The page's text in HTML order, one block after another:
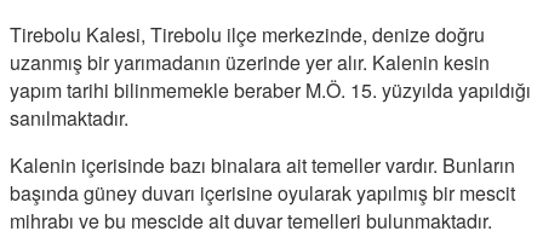
Tirebolu Kalesi, Tirebolu ilçe merkezinde, denize doğru
uzanmış bir yarımadanın üzerinde yer alır. Kalenin kesin
yapım tarihi bilinmemekle beraber M.Ö. 15. yüzyılda yapıldığı
sanılmaktadır.
Kalenin içerisinde bazı binalara ait temeller vardır. Bunların
başında güney duvarı içerisine oyularak yapılmış bir mescit
mihrabı ve bu mescide ait duvar temelleri bulunmaktadır.